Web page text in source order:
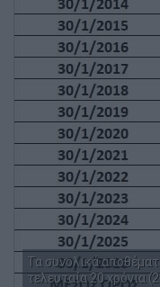
Τα συνολικά
τελευταία 20 χρόνια